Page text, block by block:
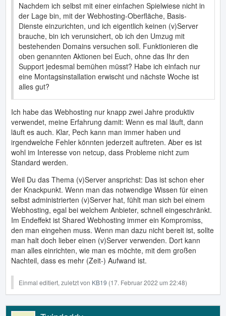
Nachdem ich selbst mit einer einfachen Spielwiese nicht in
der Lage bin, mit der Webhosting-Oberfläche, Basis-
Dienste einzurichten, und ich eigentlich keinen (v)Server
brauche, bin ich verunsichert, ob ich den Umzug mit
bestehenden Domains versuchen soll. Funktionieren die
oben genannten Aktionen bei Euch, ohne das Ihr den
Support jedesmal bemühen müsst? Habe ich einfach nur
eine Montagsinstallation erwischt und nächste Woche ist
alles gut?
Ich habe das Webhosting nur knapp zwei Jahre produktiv
verwendet, meine Erfahrung damit: Wenn es mal läuft, dann
läuft es auch. Klar, Pech kann man immer haben und
irgendwelche Fehler könnten jederzeit auftreten. Aber es ist
wohl im Interesse von netcup, dass Probleme nicht zum
Standard werden.
Weil Du das Thema (v)Server ansprichst: Das ist schon eher
der Knackpunkt. Wenn man das notwendige Wissen für einen
selbst administrierten (v)Server hat, fühlt man sich bei einem
Webhosting, egal bei welchem Anbieter, schnell eingeschränkt.
Im Endeffekt ist Shared Webhosting immer ein Kompromiss,
den man eingehen muss. Wenn man dazu nicht bereit ist, sollte
man halt doch lieber einen (v)Server verwenden. Dort kann
man alles einrichten, wie man es möchte, mit dem großen
Nachteil, dass es mehr (Zeit-) Aufwand ist.
Einmal editiert, zuletzt von KB19 (17. Februar 2022 um 22:48)